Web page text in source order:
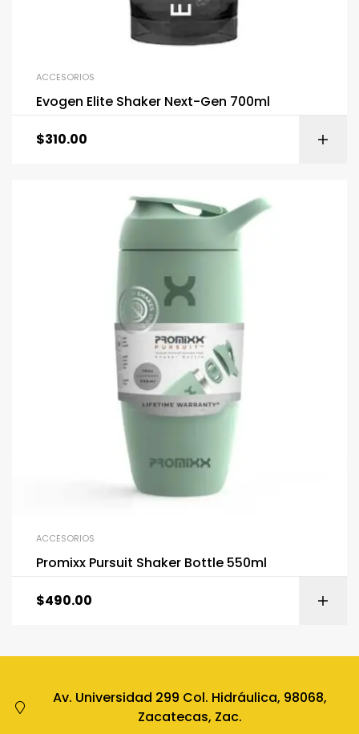
ACCESORIOS
Evogen Elite Shaker Next-Gen 700ml
$310.00
ACCESORIOS
Promixx Pursuit Shaker Bottle 550ml
$490.00
Av. Universidad 299 Col. Hidráulica, 98068,
Zacatecas, Zac.